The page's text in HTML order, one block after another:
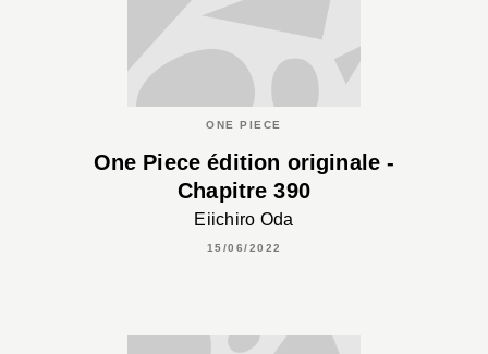
ONE PIECE
One Piece édition originale -
Chapitre 390
Eiichiro Oda
15/06/2022